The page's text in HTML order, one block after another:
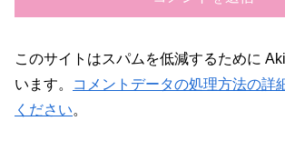
このサイトはスパムを低減するために
います。
コメントデータの処理方法の詳
ください。